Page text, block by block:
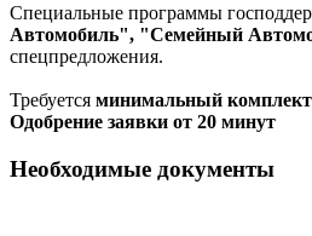
Специальные программы
Автомобиль", "Семейный
спецпредложения.
Требуется минимальный комплект
Одобрение заявки от 20 минут
Необходимые документы